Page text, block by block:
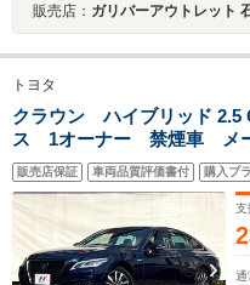
販売店： ガリバーアウトレット
トヨタ
クラウン ハイブリッド
ス 1オーナー 禁煙車 メ
3眼LEDヘッド ブラック/
3眼LEDヘッド BSM セ
ETC
販売店保証 車両品質評価書付 購入プ
支
通